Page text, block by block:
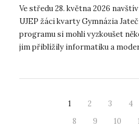
Ve středu 28. května 2026
UJEP žáci kvarty Gymnázia
programu si mohli vyzkoušet
jim přiblížily informatiku a
1 2 3 4
8
9 10